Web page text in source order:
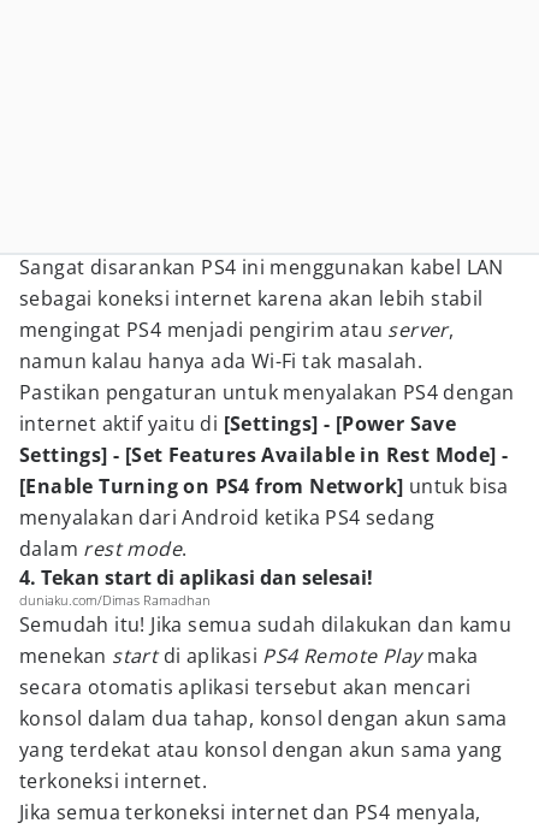
Sangat disarankan PS4 ini menggunakan kabel LAN
sebagai koneksi internet karena akan lebih stabil
mengingat PS4 menjadi pengirim atau server,
namun kalau hanya ada Wi-Fi tak masalah.
Pastikan pengaturan untuk menyalakan PS4 dengan
internet aktif yaitu di [Settings] - [Power Save
Settings] - [Set Features Available in Rest Mode] -
[Enable Turning on PS4 from Network] untuk bisa
menyalakan dari Android ketika PS4 sedang
dalam rest mode.
4. Tekan start di aplikasi dan selesai!
duniaku.com/Dimas Ramadhan
Semudah itu! Jika semua sudah dilakukan dan kamu
menekan startdi aplikasi PS4 Remote Playmaka
secara otomatis aplikasi tersebut akan mencari
konsol dalam dua tahap, konsol dengan akun sama
yang terdekat atau konsol dengan akun sama yang
terkoneksi internet.
Jika semua terkoneksi internet dan PS4 menyala,